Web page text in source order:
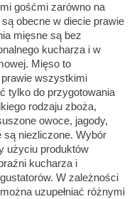
gośćmi zarówno na
obecne w diecie prawie
mięsne są bez
kucharza i w
Mięso to
wszystkimi
tylko do przygotowania
rodzaju zboża,
owoce, jagody,
niezliczone. Wybór
użyciu produktów
kucharza i
W zależności
uzupełniać różnymi